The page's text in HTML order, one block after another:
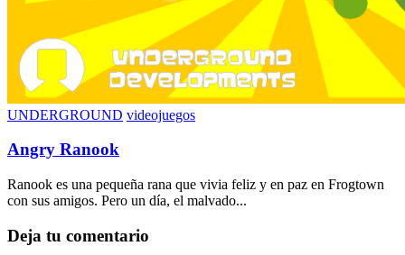
UNDERGROUND videojuegos
Angry Ranook
Ranook es una pequeña rana que vivia feliz y en paz en Frogtown
con sus amigos. Pero un día, el malvado...
Deja tu comentario